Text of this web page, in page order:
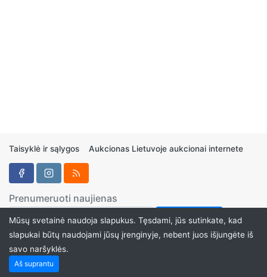
Taisyklė ir sąlygos Aukcionas Lietuvoje aukcionai internete
Prenumeruoti naujienas
Mūsų svetainė naudoja slapukus. Tęsdami, jūs sutinkate, kad
slapukai būtų naudojami jūsų įrenginyje, nebent juos išjungėte iš
savo naršyklės.
Aš suprantu